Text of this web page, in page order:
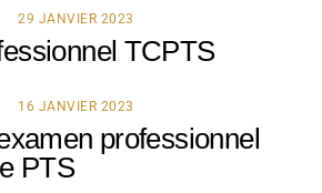
29 JANVIER 2023
TCPTS
16 JANVIER 2023
professionnel
PTS